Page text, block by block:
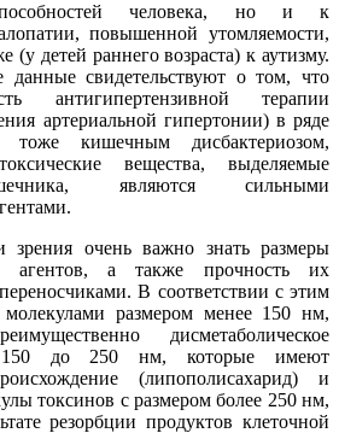
способностей человека, но и к
повышенной утомляемости,
детей раннего возраста) к аутизму.
данные свидетельствуют о том, что
антигипертензивной терапии
артериальной гипертонии) в ряде
тоже кишечным дисбактериозом,
вещества, выделяемые
являются сильными
зрения очень важно знать размеры
агентов, а также прочность их
В соответствии с этим
размером менее 150 нм,
дисметаболическое
150 до 250 нм, которые имеют
(липополисахарид) и
токсинов с размером более 250 нм,
резорбции продуктов клеточной